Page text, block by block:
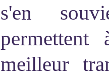
s'en
meilleur